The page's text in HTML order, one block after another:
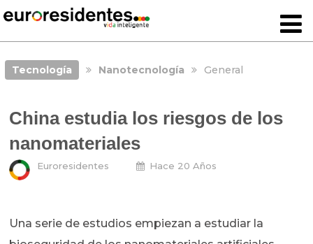
Tecnología Nanotecnología General
China estudia los riesgos de los
nanomateriales
Euroresidentes Hace 20 Años
Una serie de estudios empiezan a estudiar la